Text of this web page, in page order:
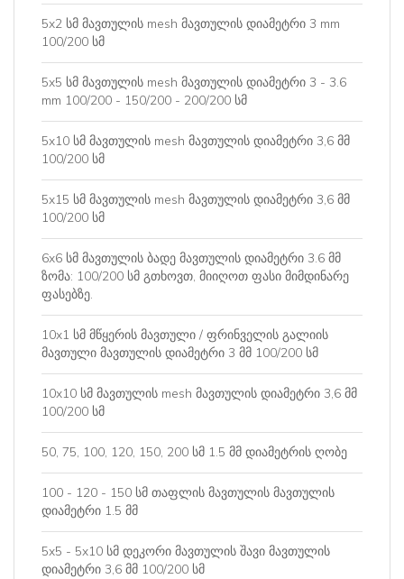
5x2 სმ მავთულის mesh მავთულის დიამეტრი 3 mm
100/200 სმ
5x5 სმ მავთულის mesh მავთულის დიამეტრი 3 - 3.6
mm 100/200 - 150/200 - 200/200 სმ
5x10 სმ მავთულის mesh მავთულის დიამეტრი 3,6 მმ
100/200 სმ
5x15 სმ მავთულის mesh მავთულის დიამეტრი 3,6 მმ
100/200 სმ
6x6 სმ მავთულის ბადე მავთულის დიამეტრი 3.6 მმ
ზომა: 100/200 სმ გთხოვთ, მიიღოთ ფასი მიმდინარე
ფასებზე.
10x1 სმ მწყერის მავთული / ფრინველის გალიის
მავთული მავთულის დიამეტრი 3 მმ 100/200 სმ
10x10 სმ მავთულის mesh მავთულის დიამეტრი 3,6 მმ
100/200 სმ
50, 75, 100, 120, 150, 200 სმ 1.5 მმ დიამეტრის ღობე
100 - 120 - 150 სმ თაფლის მავთულის მავთულის
დიამეტრი 1.5 მმ
5x5 - 5x10 სმ დეკორი მავთულის შავი მავთულის
დიამეტრი 3,6 მმ 100/200 სმ